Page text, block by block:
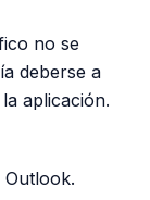
no se
deberse a
aplicación.
Outlook.